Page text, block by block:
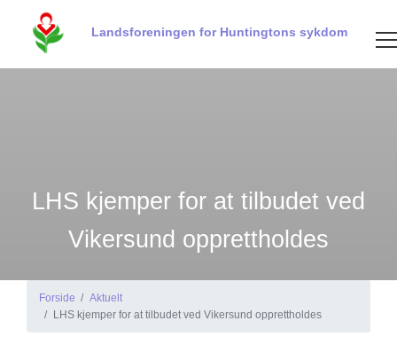
Landsforeningen for Huntingtons sykdom
LHS kjemper for at tilbudet ved
Vikersund opprettholdes
Forside
Aktuelt
LHS kjemper for at tilbudet ved Vikersund opprettholdes